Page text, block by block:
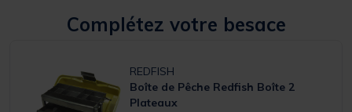
Complétez votre besace
REDFISH
Boîte de Pêche Redfish Boîte 2
Plateaux